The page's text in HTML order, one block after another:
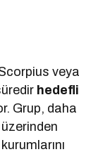
veya
hedefli
Grup, daha